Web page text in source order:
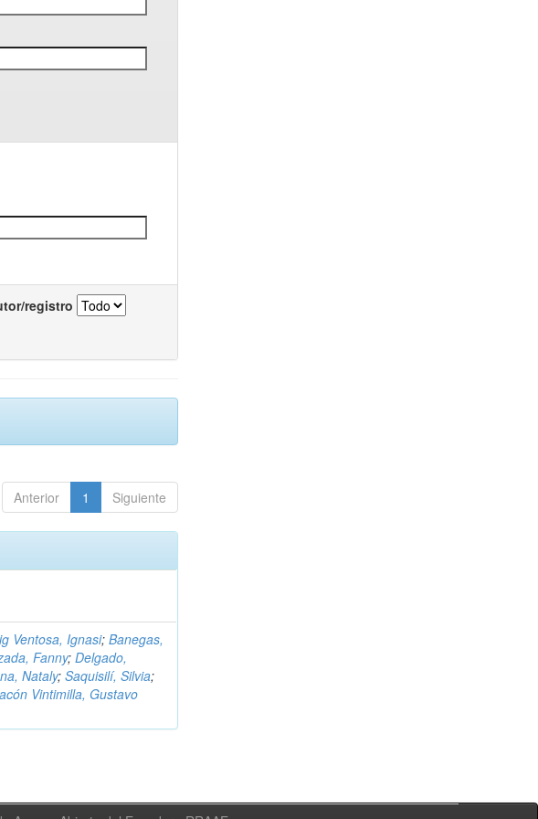
registro
Anterior 1 Siguiente
Ventosa, Ignasi;Banegas,
Fanny;Delgado,
Nataly;Saquisilí, Silvia;
Vintimilla, Gustavo